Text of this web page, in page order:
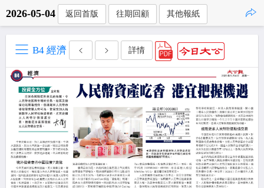
2026-05-04 返回首版 往期回顧 其他報紙
B4 經濟 詳情